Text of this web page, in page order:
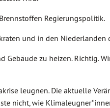
Regierungspolitik.
und in den Niederlanden
zu heizen. Richtig.
leugnen. Die aktuelle
nicht, wie